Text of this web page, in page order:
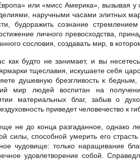
или «мисс Америка», вызывая у
наручными часами элитных
будоражить сознание
личного превосходства,
сословия, создавать мир, в
как будто не занимает, и вы
тщеславия, искушаете себя
душевную брезгливость к
мир людей воспитан на
материальных благ, забыв о
приведет человечество к
не до конца разгаданное, однако
силы, способной умерить его
чудовище: только наращивание
удовлетворение собой.